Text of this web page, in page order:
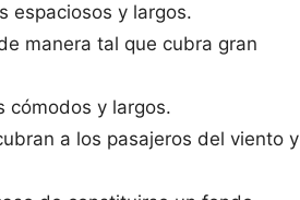
espaciosos y largos.
manera tal que cubra gran
cómodos y largos.
a los pasajeros del viento y